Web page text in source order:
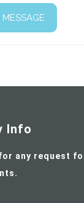
Info
any request